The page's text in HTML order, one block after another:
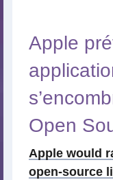
Apple
Open
Apple would
open-source